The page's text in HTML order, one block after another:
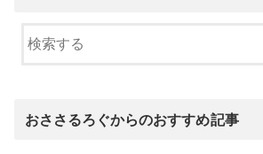
おささるろぐからのおすすめ記事